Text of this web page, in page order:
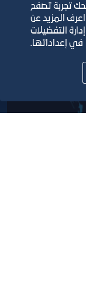
تجربة تصفح
المزيد عن
التفضيلات
في إعداداتها.